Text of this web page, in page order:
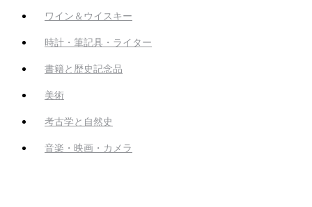
ワイン＆ウイスキー
時計・筆記具・ライター
書籍と歴史記念品
美術
考古学と自然史
音楽・映画・カメラ